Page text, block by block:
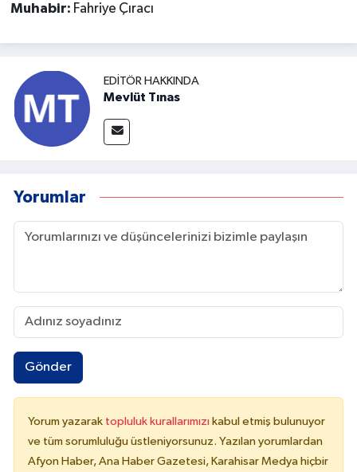
Muhabir: Fahriye Çıracı
EDITÖR HAKKINDA
Mevlüt Tınas
Yorumlar
Gönder
Yorum yazarak topluluk kurallarımızı kabul etmiş bulunuyor
ve tüm sorumluluğu üstleniyorsunuz. Yazılan yorumlardan
Afyon Haber, Ana Haber Gazetesi, Karahisar Medya hiçbir